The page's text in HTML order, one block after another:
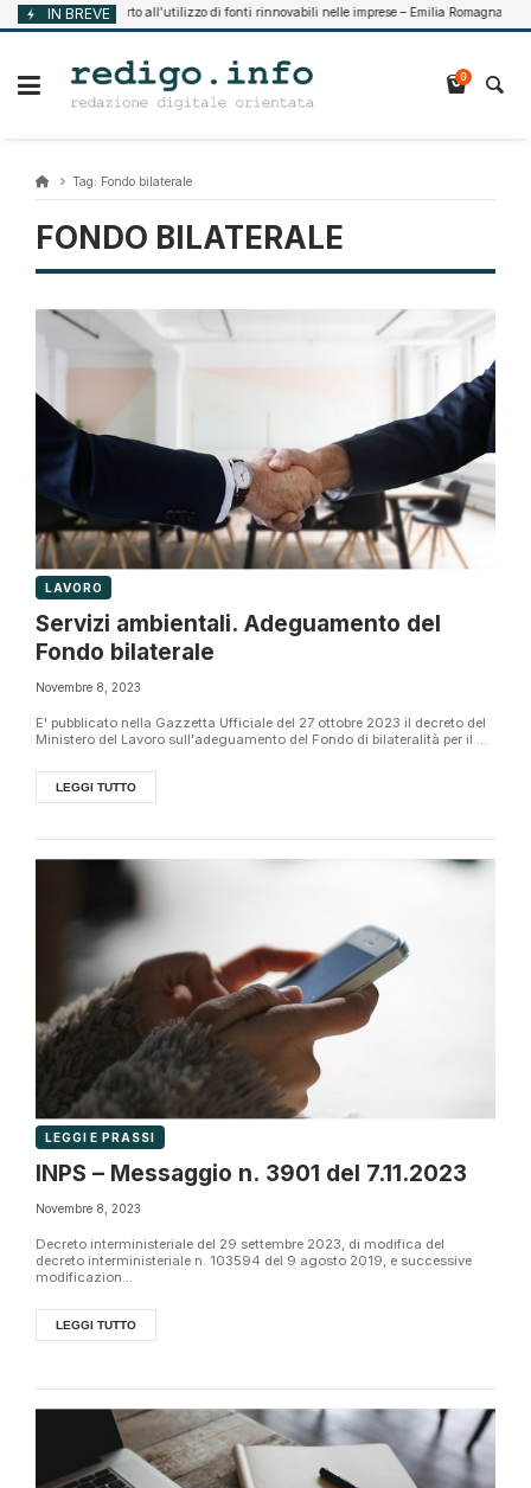
Vai
al
IN BREVE
7, 2026 Supporto all’utilizzo di fonti rinnovabili nelle imprese – Emilia Romagna
0
Tag: Fondo bilaterale
FONDO BILATERALE
LAVORO
Servizi ambientali. Adeguamento del
Fondo bilaterale
Novembre 8, 2023
E' pubblicato nella Gazzetta Ufficiale del 27 ottobre 2023 il decreto del
Ministero del Lavoro sull'adeguamento del Fondo di bilateralità per il ...
LEGGI TUTTO
LEGGI E PRASSI
INPS – Messaggio n. 3901 del 7.11.2023
Novembre 8, 2023
Decreto interministeriale del 29 settembre 2023, di modifica del
decreto interministeriale n. 103594 del 9 agosto 2019, e successive
modificazion...
LEGGI TUTTO